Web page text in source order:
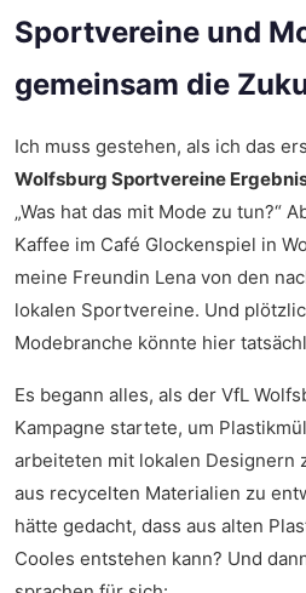
Sportvereine und
gemeinsam die
Ich muss gestehen, als ich das
Wolfsburg Sportvereine
„Was hat das mit Mode zu tun?“
Kaffee im Café Glockenspiel in
meine Freundin Lena von den
lokalen Sportvereine. Und
Modebranche könnte hier
Es begann alles, als der VfL
Kampagne startete, um
arbeiteten mit lokalen Designern
aus recycelten Materialien zu
hätte gedacht, dass aus alten
Cooles entstehen kann? Und